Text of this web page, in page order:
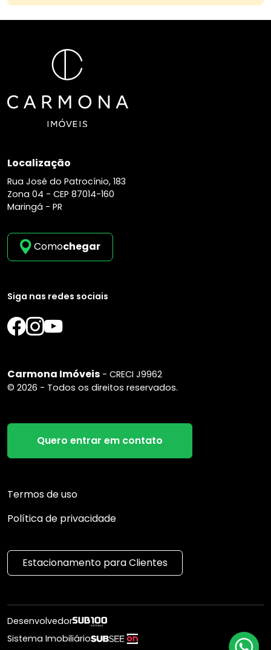
Localização
Rua José do Patrocínio, 183
Zona 04 - CEP 87014-160
Maringá - PR
Comochegar
Siga nas redes sociais
Carmona Imóveis - CRECI J9962
© 2026 - Todos os direitos reservados.
Quero entrar em contato
Termos de uso
Política de privacidade
Estacionamento para Clientes
Desenvolvedor
Sistema Imobiliário